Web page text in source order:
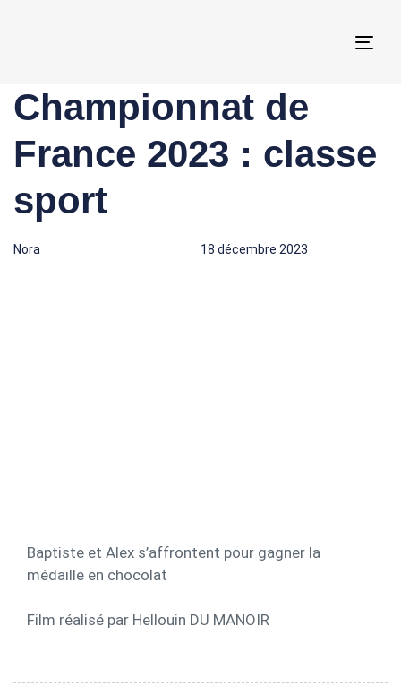
Championnat de
France 2023 : classe
sport
Author
Nora
Published
on:
18 décembre 2023
Published
in:
Baptiste et Alex s’affrontent pour gagner la
médaille en chocolat
Film réalisé par Hellouin DU MANOIR